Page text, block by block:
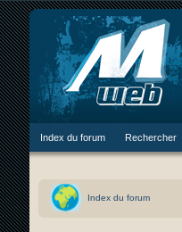
Index du forum Rechercher
Index du forum